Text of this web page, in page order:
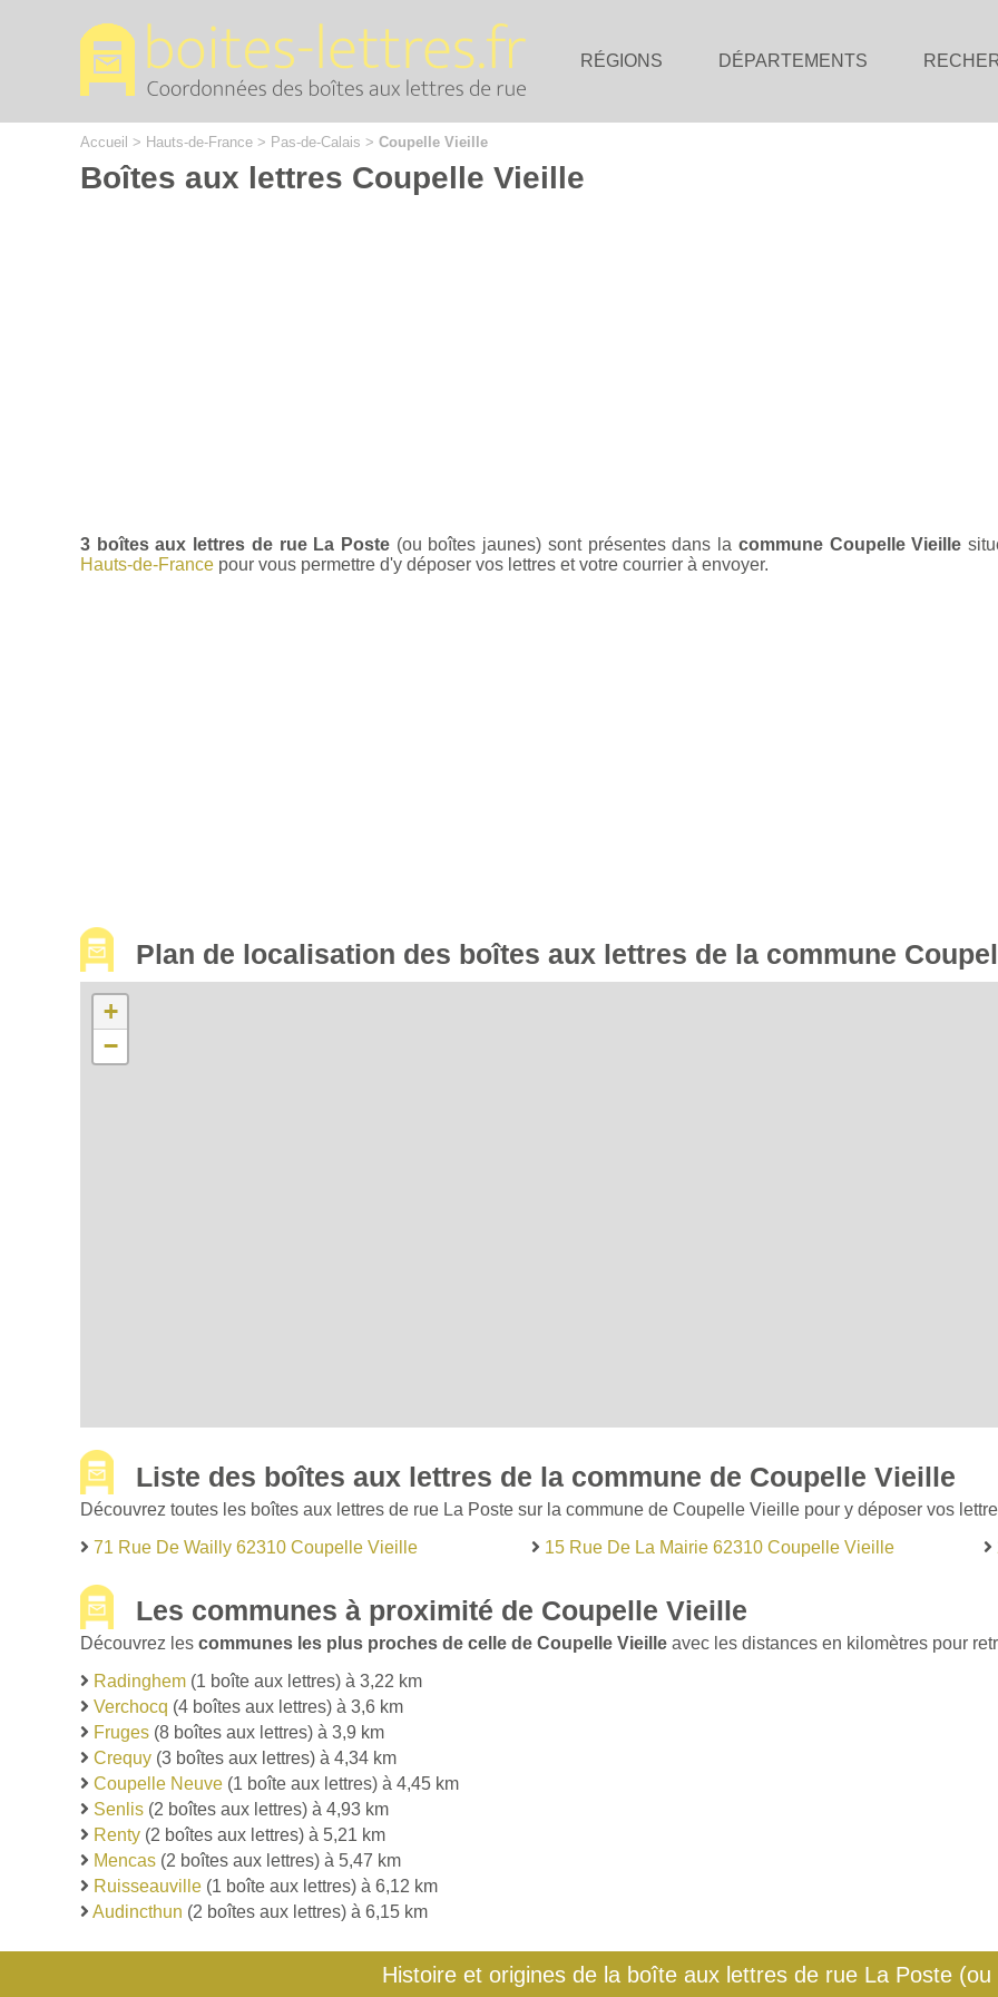
RÉGIONS DÉPARTEMENTS
Accueil > Hauts-de-France > Pas-de-Calais > Coupelle Vieille
Boîtes aux lettres Coupelle Vieille
3 boîtes aux lettres de rue La Poste (ou boîtes jaunes) sont présentes dans la commune Coupelle Vieille
Hauts-de-France pour vous permettre d'y déposer vos lettres et votre courrier à envoyer.
Plan de localisation des boîtes aux lettres de la commune
+
−
Liste des boîtes aux lettres de la commune de Coupelle Vieille
Découvrez toutes les boîtes aux lettres de rue La Poste sur la commune de Coupelle Vieille pour y déposer vos
71 Rue De Wailly 62310 Coupelle Vieille
15 Rue De La Mairie 62310 Coupelle Vieille
Les communes à proximité de Coupelle Vieille
Découvrez les communes les plus proches de celle de Coupelle Vieille avec les distances en kilomètres pour
Radinghem (1 boîte aux lettres) à 3,22 km
Verchocq (4 boîtes aux lettres) à 3,6 km
Fruges (8 boîtes aux lettres) à 3,9 km
Crequy (3 boîtes aux lettres) à 4,34 km
Coupelle Neuve (1 boîte aux lettres) à 4,45 km
Senlis (2 boîtes aux lettres) à 4,93 km
Renty (2 boîtes aux lettres) à 5,21 km
Mencas (2 boîtes aux lettres) à 5,47 km
Ruisseauville (1 boîte aux lettres) à 6,12 km
Audincthun (2 boîtes aux lettres) à 6,15 km
Histoire et origines de la boîte aux lettres de rue La Poste